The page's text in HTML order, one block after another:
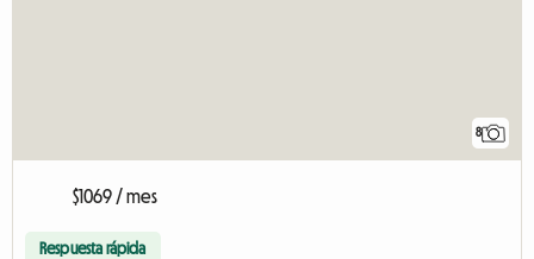
8
$1069 / mes
Respuesta rápida